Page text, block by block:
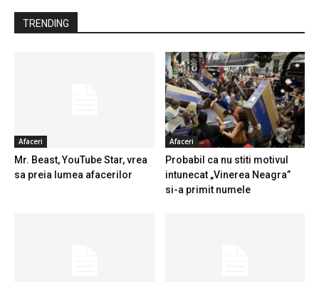
TRENDING
Afaceri
Mr. Beast, YouTube Star, vrea
sa preia lumea afacerilor
Afaceri
Probabil ca nu stiti motivul
intunecat „Vinerea Neagra”
si-a primit numele